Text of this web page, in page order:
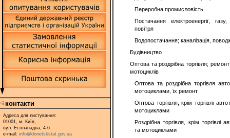
контакти
Адреса для листування:
01001, м. Київ,
вул. Еспланадна, 4-6
e-mail: info@donetskstat.gov.ua
Переробна промисловість
Постачання електроенергії,
повітря
Водопостачання; каналізація,
Будівництво
Оптова та роздрібна торгівля;
мотоциклів
Оптова та роздрібна торгівля
мотоциклами, їх ремонт
Оптова торгівля, крім торгівлі
мотоциклами
Роздрібна торгівля, крім торгівлі
та мотоциклами